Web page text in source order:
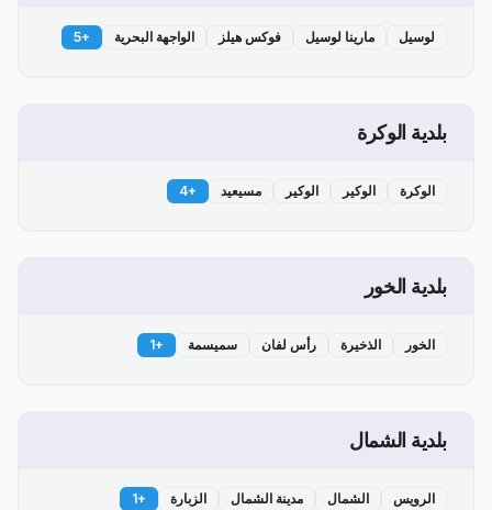
لوسيل مارينا لوسيل فوكس هيلز الواجهة البحرية +
5
بلدية الوكرة
الوكرة الوكير الوكير مسيعيد +
4
بلدية الخور
الخور الذخيرة رأس لفان سميسمة +
1
بلدية الشمال
الرويس الشمال مدينة الشمال الزبارة +
1